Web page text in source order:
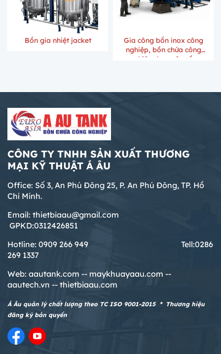
Bồn gia nhiệt jacket
Gia công bồn inox công
nghiệp, bồn chứa công
nghiệp theo yêu cầu
CÔNG TY TNHH SẢN XUẤT THƯƠNG
MẠI KỸ THUẬT Á ÂU
Office: Số 3, An Phú Đông 25, P. An Phú Đông, TP. Hồ
Chí Minh.
Email: thietbiaau@gmail.com
GPKD:0312426851
Hotline: 0909 266 949 Tell:0286
269 1337
Web: aautank.com -- maykhuayaau.com --
aautech.vn -- thietbiaau.com
Á Âu quản lý chất lượng theo TC ISO 9001-2015 * Thương hiệu
đăng ký bản quyền